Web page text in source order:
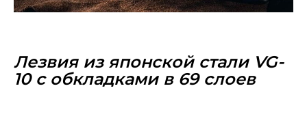
Лезвия из японской стали VG-
10 с обкладками в 69 слоев